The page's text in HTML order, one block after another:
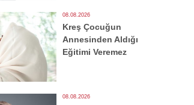
08.08.2026
Kreş Çocuğun
Annesinden Aldığı
Eğitimi Veremez
08.08.2026